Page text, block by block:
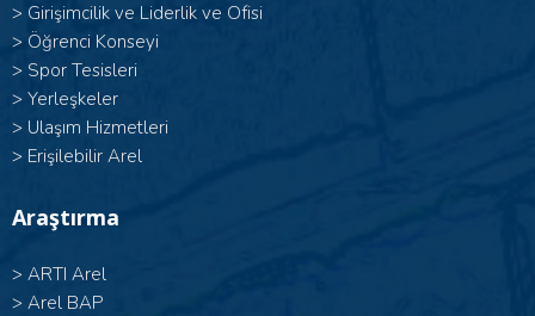
> Girişimcilik ve Liderlik ve Ofisi
> Öğrenci Konseyi
> Spor Tesisleri
> Yerleşkeler
> Ulaşım Hizmetleri
> Erişilebilir Arel
Araştırma
> ARTI Arel
> Arel BAP